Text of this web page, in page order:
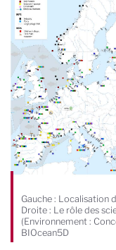
Gauche : Localisation
Droite : Le rôle des
(Environnement :
BIOcean5D